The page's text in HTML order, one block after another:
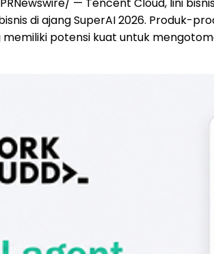
di ajang SuperAI 2026. Produk-
memiliki potensi kuat untuk